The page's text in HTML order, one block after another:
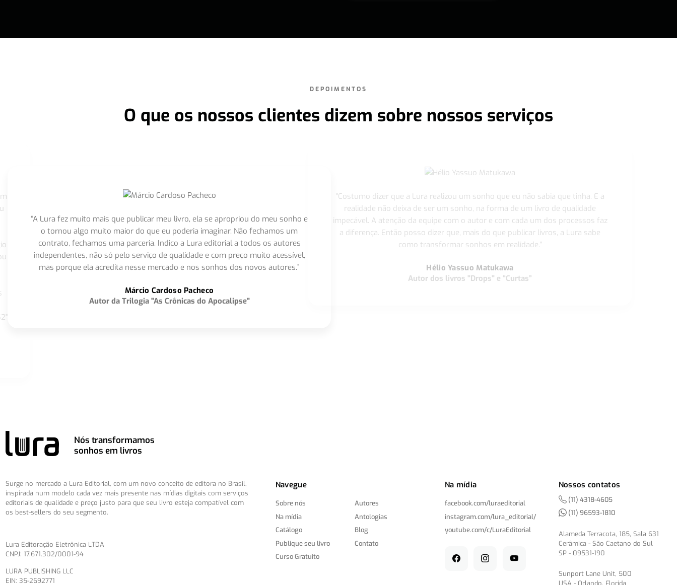
DEPOIMENTOS
O que os nossos clientes dizem sobre nossos serviços
“A Lura fez muito mais que publicar meu livro, ela se apropriou do meu sonho e
o tornou algo muito maior do que eu poderia imaginar. Não fechamos um
contrato, fechamos uma parceria. Indico a Lura editorial a todos os autores
independentes, não só pelo serviço de qualidade e com preço muito acessível,
mas porque ela acredita nesse mercado e nos sonhos dos novos autores.”
Márcio Cardoso Pacheco
Autor da Trilogia "As Crônicas do Apocalipse"
"Costumo dizer que a Lura realizou um sonho que eu não sabia que tinha. E a
realidade não deixa de ser um sonho, na forma de um livro de qualidade
impecável. A atenção da equipe com o autor e com cada um dos processos faz
a diferença. Então posso dizer que, mais do que publicar livros, a Lura sabe
como transformar sonhos em realidade."
Hélio Yassuo Matukawa
Autor dos livros "Drops" e “Curtas”
Nós transformamos
sonhos em livros
Surge no mercado a Lura Editorial, com um novo conceito de editora no Brasil,
inspirada num modelo cada vez mais presente nas mídias digitais com serviços
editoriais de qualidade e preço justo para que seu livro esteja compatível com
os best-sellers do seu segmento.
Lura Editoração Eletrônica LTDA
CNPJ: 17.671.302/0001-94
LURA PUBLISHING LLC
EIN: 35-2692771
Navegue
Sobre nós
Na mídia
Catálogo
Publique seu livro
Curso Gratuito
Autores
Antologias
Blog
Contato
Na mídia
facebook.com/luraeditorial
instagram.com/lura_editorial/
youtube.com/c/LuraEditorial
Nossos contatos
(11) 4318-4605
(11) 96593-1810
Alameda Terracota, 185, Sala 631
Cerâmica - São Caetano do Sul
SP - 09531-190
Sunport Lane Unit, 500